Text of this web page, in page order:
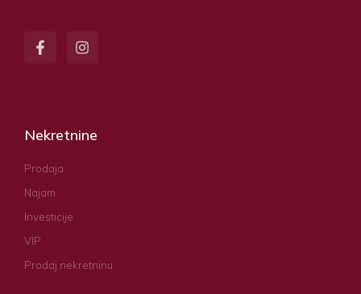
Nekretnine
Prodaja
Najam
Investicije
VIP
Prodaj nekretninu